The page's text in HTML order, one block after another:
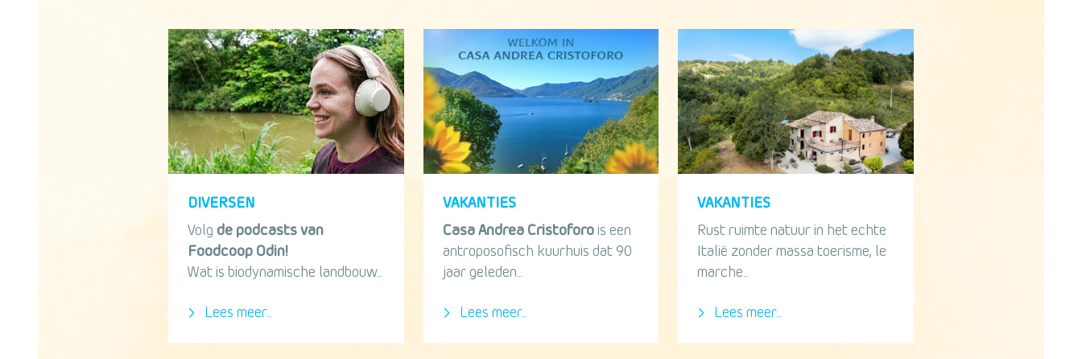
DIVERSEN
Volg de podcasts van
Foodcoop Odin!
Wat is biodynamische landbouw...
Lees meer...
VAKANTIES
Casa Andrea Cristoforois een
antroposofisch kuurhuis dat 90
jaar geleden...
Lees meer...
VAKANTIES
Rust ruimte natuur in het echte
Italië zonder massa toerisme, le
marche...
Lees meer...